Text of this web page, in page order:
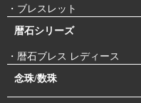
・ブレスレット
暦石シリーズ
・暦石ブレス レディース
念珠/数珠